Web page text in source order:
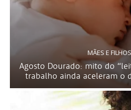
MÃES E FILHOS
Agosto Dourado: mito do
trabalho ainda aceleram o